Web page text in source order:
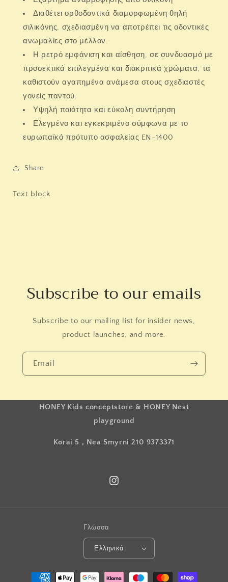
Διαθέτει ορθοδοντικά διαμορφωμένη θηλή
σιλικόνης, σχεδιασμένη να αποτρέπει τις οδοντικές
ανωμαλίες στο μέλλον.
Η ρετρό εμφάνιση και αίσθηση, σε συνδυασμό με
προσεκτικά επιλεγμένα και διακριτικά χρώματα, τα
καθιστούν αγαπημένα ανάμεσα στους σχεδιαστές
γονείς παντού.
Υψηλή ποιότητα και εύκολη συντήρηση
Ελεγμένο και εγκεκριμένο σύμφωνα με το
ευρωπαϊκό πρότυπο ασφαλείας EN-1400
Share
Text block
Subscribe to our emails
Subscribe to our mailing list for insider news,
product launches, and more.
Email
HONEY Kids conceptstore & HONEY Nest
playground
Korai 5 , Nea Smyrni 210 9373371
Instagram
Γλώσσα
Ελληνικά
Μέθοδοι